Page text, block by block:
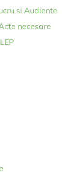
si Audiente
necesare